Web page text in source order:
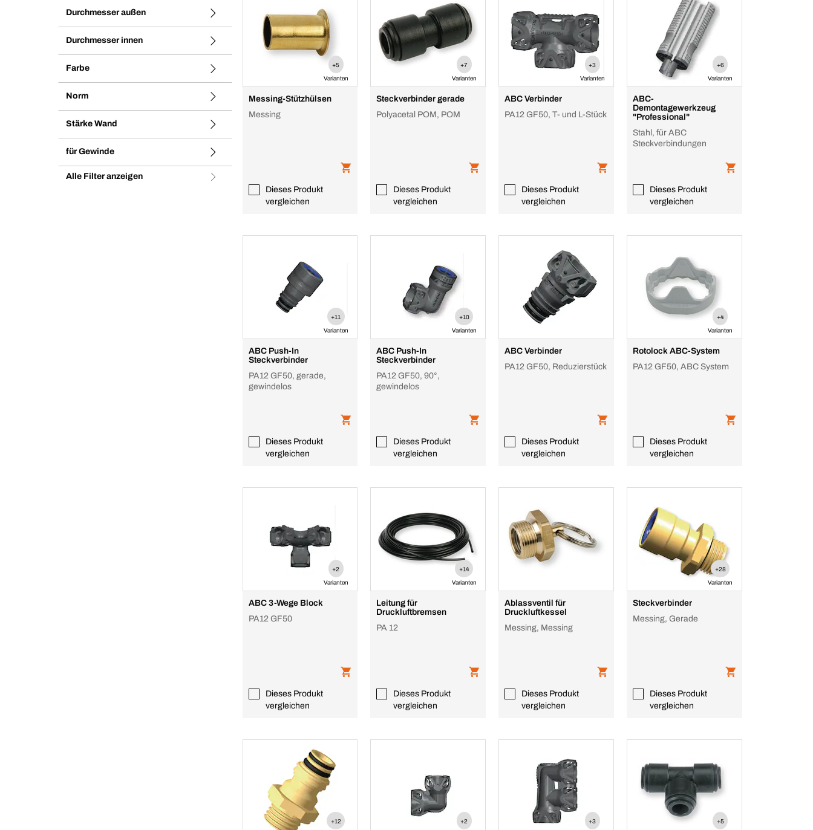
Durchmesser außen
Durchmesser innen
Farbe
Norm
Stärke Wand
für Gewinde
Alle Filter anzeigen
+5
Varianten
Messing-Stützhülsen
Messing
Dieses Produkt
vergleichen
+7
Varianten
Steckverbinder gerade
Polyacetal POM, POM
Dieses Produkt
vergleichen
+3
Varianten
ABC Verbinder
PA12 GF50, T- und L-Stück
Dieses Produkt
vergleichen
+6
Varianten
ABC-
Demontagewerkzeug
"Professional"
Stahl, für ABC
Steckverbindungen
Dieses Produkt
vergleichen
+11
Varianten
ABC Push-In
Steckverbinder
PA12 GF50, gerade,
gewindelos
Dieses Produkt
vergleichen
+10
Varianten
ABC Push-In
Steckverbinder
PA12 GF50, 90°,
gewindelos
Dieses Produkt
vergleichen
ABC Verbinder
PA12 GF50, Reduzierstück
Dieses Produkt
vergleichen
+4
Varianten
Rotolock ABC-System
PA12 GF50, ABC System
Dieses Produkt
vergleichen
+2
Varianten
ABC 3-Wege Block
PA12 GF50
Dieses Produkt
vergleichen
+14
Varianten
Leitung für
Druckluftbremsen
PA 12
Dieses Produkt
vergleichen
Ablassventil für
Druckluftkessel
Messing, Messing
Dieses Produkt
vergleichen
+28
Varianten
Steckverbinder
Messing, Gerade
Dieses Produkt
vergleichen
+12 +2 +3 +5